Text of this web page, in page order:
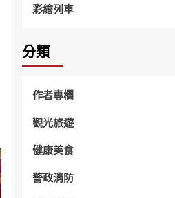
彩繪列車
分類
作者專欄
觀光旅遊
健康美食
警政消防